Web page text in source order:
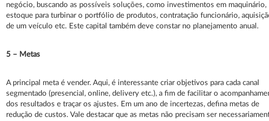
negócio, buscando as possíveis soluções, como investimentos em maquinário,
estoque para turbinar o portfólio de produtos, contratação funcionário,
de um veículo etc. Este capital também deve constar no planejamento anual.
5 – Metas
A principal meta é vender. Aqui, é interessante criar objetivos para cada canal
segmentado (presencial, online, delivery etc.), a fim de facilitar o
dos resultados e traçar os ajustes. Em um ano de incertezas, defina metas de
redução de custos. Vale destacar que as metas não precisam ser